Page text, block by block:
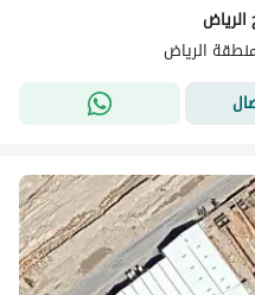
الرياض
الرياض